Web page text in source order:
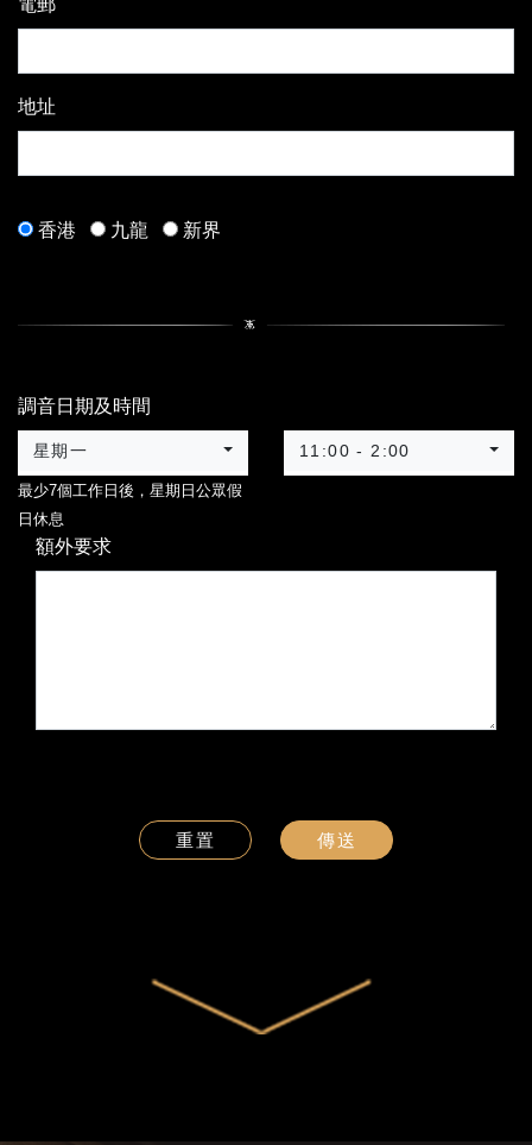
電郵
地址
香港 九龍 新界
調音日期及時間
星期一
最少7個工作日後，星期日公眾假
日休息
11:00 - 2:00
額外要求
重置 傳送